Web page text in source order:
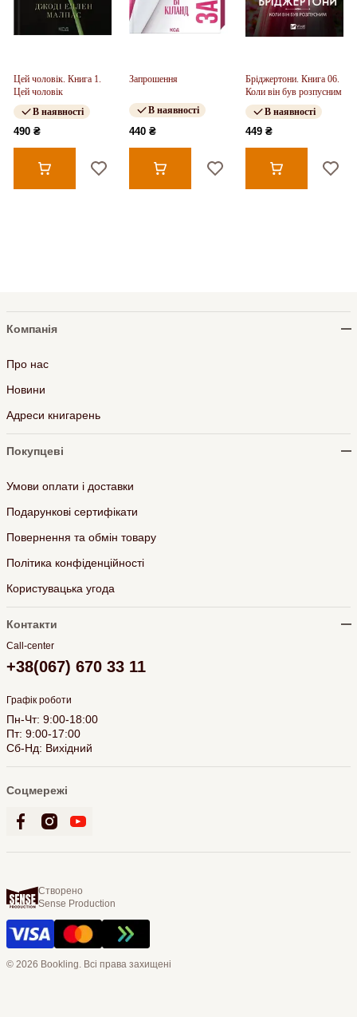
Цей чоловік. Книга 1.
Цей чоловік
В наявності
490 ₴
Запрошення
В наявності
440 ₴
Бріджертони. Книга 06.
Коли він був розпусним
В наявності
449 ₴
Компанія
Про нас
Новини
Адреси книгарень
Покупцеві
Умови оплати і доставки
Подарункові сертифікати
Повернення та обмін товару
Політика конфіденційності
Користувацька угода
Контакти
Call-center
+38(067) 670 33 11
Графік роботи
Пн-Чт: 9:00-18:00
Пт: 9:00-17:00
Сб-Нд: Вихідний
Соцмережі
Створено
Sense Production
© 2026 Bookling. Всі права захищені